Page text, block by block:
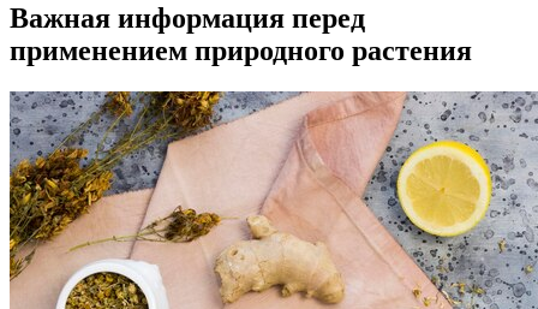
Важная информация перед
применением природного растения